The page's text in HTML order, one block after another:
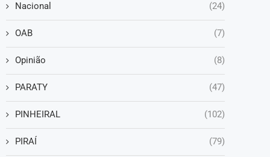
Nacional (24)
OAB (7)
Opinião (8)
PARATY (47)
PINHEIRAL (102)
PIRAÍ (79)